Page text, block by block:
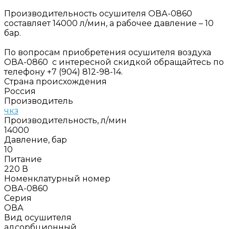
Производительность осушителя ОВА-0860
составляет 14000 л/мин, а рабочее давление – 10
бар.
По вопросам приобретения осушителя воздуха
ОВА-0860 с интересной скидкой обращайтесь по
телефону +7 (904) 812-98-14.
Страна происхождения
Россия
Производитель
чкз
Производительность, л/мин
14000
Давление, бар
10
Питание
220 В
Номенклатурный номер
ОВА-0860
Серия
ОВА
Вид осушителя